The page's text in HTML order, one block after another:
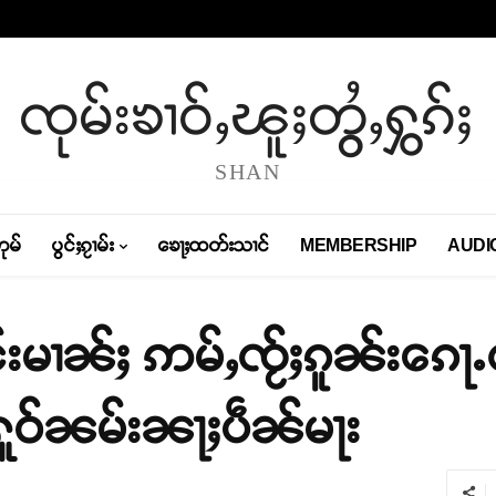
ၸုမ်းၶၢဝ်ႇၽူႈတွႆႇႁွၵ်ႈ
SHAN
မ် ပွင်ႈၵႂၢမ်း ၶေႃႈထတ်းသၢင် MEMBERSHIP
မၢၼ်ႈ ဢမ်ႇၸႂ်ႈၵူၼ်းၵေ
မ်းၼႃႈပဵၼ်မႃး